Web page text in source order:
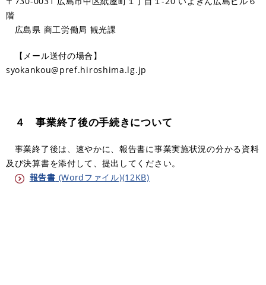
階
広島県 商工労働局 観光課
【メール送付の場合】
syokankou@pref.hiroshima.lg.jp
４ 事業終了後の手続きについて
事業終了後は、速やかに、報告書に事業実施状況の分かる資料
及び決算書を添付して、提出してください。
報告書 (Wordファイル)(12KB)